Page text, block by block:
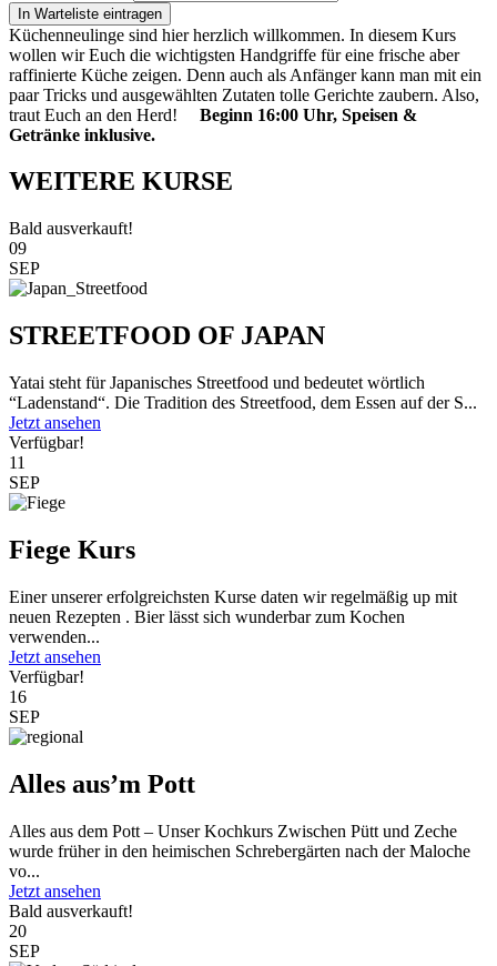
In Warteliste eintragen
Küchenneulinge sind hier herzlich willkommen. In diesem Kurs
wollen wir Euch die wichtigsten Handgriffe für eine frische aber
raffinierte Küche zeigen. Denn auch als Anfänger kann man mit ein
paar Tricks und ausgewählten Zutaten tolle Gerichte zaubern. Also,
traut Euch an den Herd! Beginn 16:00 Uhr, Speisen &
Getränke inklusive.
WEITERE KURSE
Bald ausverkauft!
09
SEP
STREETFOOD OF JAPAN
Yatai steht für Japanisches Streetfood und bedeutet wörtlich
“Ladenstand“. Die Tradition des Streetfood, dem Essen auf der S...
Jetzt ansehen
Verfügbar!
11
SEP
Fiege Kurs
Einer unserer erfolgreichsten Kurse daten wir regelmäßig up mit
neuen Rezepten . Bier lässt sich wunderbar zum Kochen
verwenden...
Jetzt ansehen
Verfügbar!
16
SEP
Alles aus’m Pott
Alles aus dem Pott – Unser Kochkurs Zwischen Pütt und Zeche
wurde früher in den heimischen Schrebergärten nach der Maloche
vo...
Jetzt ansehen
Bald ausverkauft!
20
SEP